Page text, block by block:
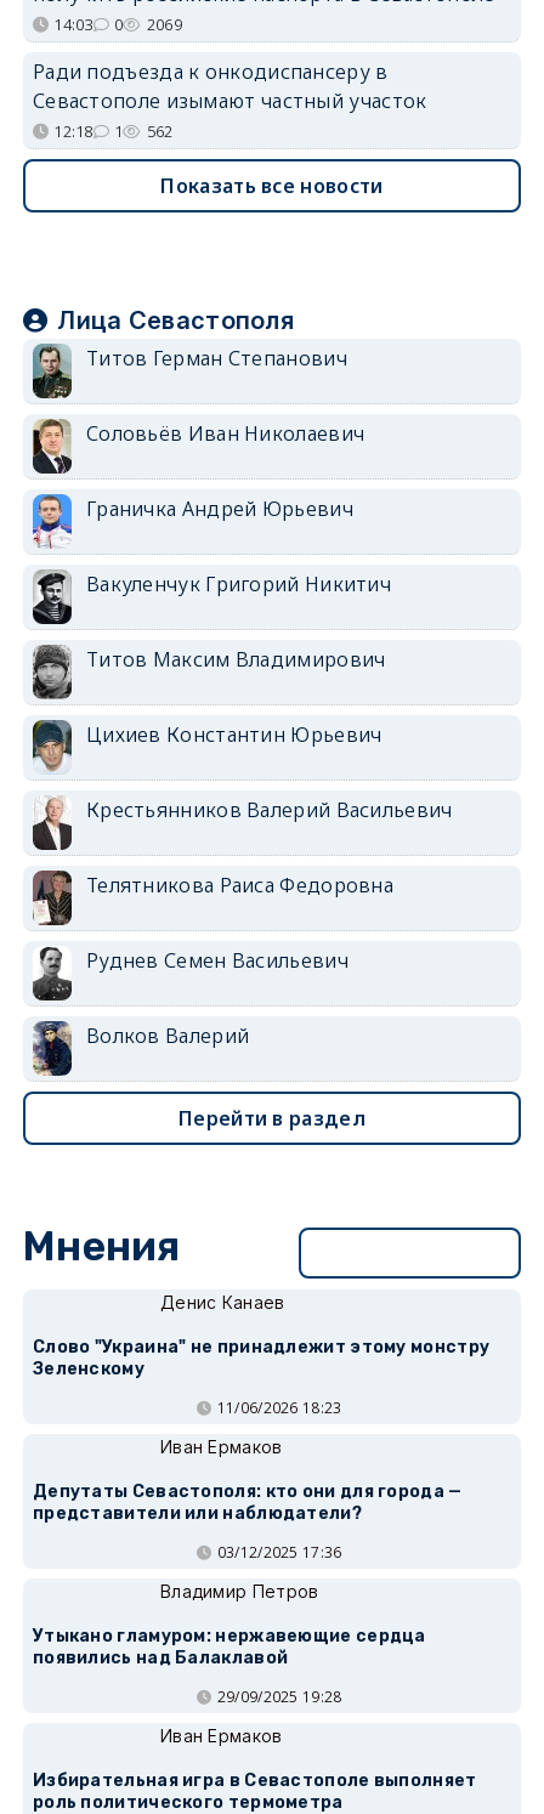
14:03 0 2069
Ради подъезда к онкодиспансеру в
Севастополе изымают частный участок
12:18 1 562
Показать все новости
Лица Севастополя
Титов Герман Степанович
Соловьёв Иван Николаевич
Граничка Андрей Юрьевич
Вакуленчук Григорий Никитич
Титов Максим Владимирович
Цихиев Константин Юрьевич
Крестьянников Валерий Васильевич
Телятникова Раиса Федоровна
Руднев Семен Васильевич
Волков Валерий
Перейти в раздел
Мнения
Денис Канаев
Слово "Украина" не принадлежит этому монстру
Зеленскому
11/06/2026 18:23
Иван Ермаков
Депутаты Севастополя: кто они для города —
представители или наблюдатели?
03/12/2025 17:36
Владимир Петров
Утыкано гламуром: нержавеющие сердца
появились над Балаклавой
29/09/2025 19:28
Иван Ермаков
Избирательная игра в Севастополе выполняет
роль политического термометра